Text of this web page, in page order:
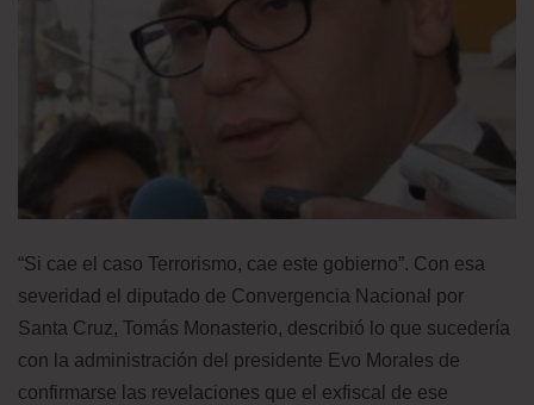
“Si cae el caso Terrorismo, cae este gobierno”. Con esa
severidad el diputado de Convergencia Nacional por
Santa Cruz, Tomás Monasterio, describió lo que sucedería
con la administración del presidente Evo Morales de
confirmarse las revelaciones que el exfiscal de ese